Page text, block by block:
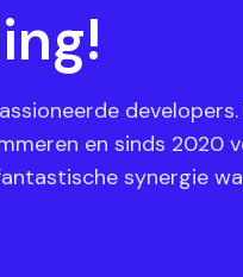
developers.
en sinds 2020
synergie